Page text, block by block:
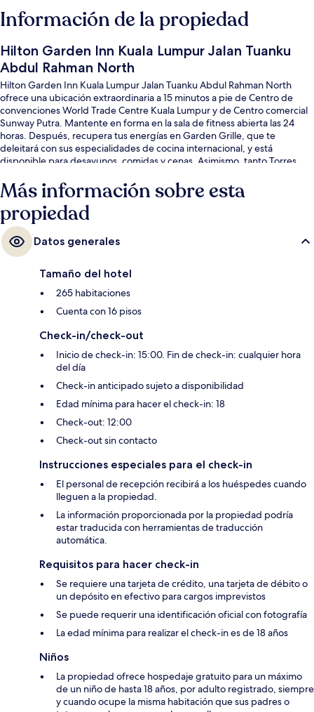
Información de la propiedad
Hilton Garden Inn Kuala Lumpur Jalan Tuanku
Abdul Rahman North
Hilton Garden Inn Kuala Lumpur Jalan Tuanku Abdul Rahman North
ofrece una ubicación extraordinaria a 15 minutos a pie de Centro de
convenciones World Trade Centre Kuala Lumpur y de Centro comercial
Sunway Putra. Mantente en forma en la sala de fitness abierta las 24
horas. Después, recupera tus energías en Garden Grille, que te
deleitará con sus especialidades de cocina internacional, y está
disponible para desayunos, comidas y cenas. Asimismo, tanto Torres
auto. Otros visitantes hablan muy bien de las amenidades y
características como el personal amable y la condición en general. Hay
opciones de transporte público a una corta distancia a pie: Estación de
metro de Chow Kit está a 6 minutos y Estación de metro de PWTC está a
9 minutos.
Más información sobre esta
propiedad
Datos generales
Tamaño del hotel
265 habitaciones
Cuenta con 16 pisos
Check-in/check-out
Inicio de check-in: 15:00. Fin de check-in: cualquier hora
del día
Check-in anticipado sujeto a disponibilidad
Edad mínima para hacer el check-in: 18
Check-out: 12:00
Check-out sin contacto
Instrucciones especiales para el check-in
El personal de recepción recibirá a los huéspedes cuando
lleguen a la propiedad.
La información proporcionada por la propiedad podría
estar traducida con herramientas de traducción
automática.
Requisitos para hacer check-in
Se requiere una tarjeta de crédito, una tarjeta de débito o
un depósito en efectivo para cargos imprevistos
Se puede requerir una identificación oficial con fotografía
La edad mínima para realizar el check-in es de 18 años
Niños
La propiedad ofrece hospedaje gratuito para un máximo
de un niño de hasta 18 años, por adulto registrado, siempre
y cuando ocupe la misma habitación que sus padres o